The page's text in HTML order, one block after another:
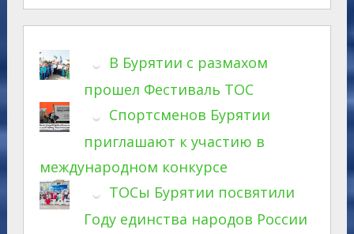
В Бурятии с размахом
прошел Фестиваль ТОС
Спортсменов Бурятии
приглашают к участию в
международном конкурсе
ТОСы Бурятии посвятили
Году единства народов России